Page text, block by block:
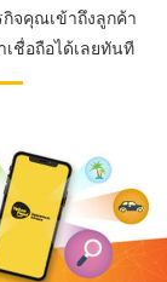
กิจคุณเข้าถึงลูกค้า
ชื่อถือได้เลยทันที